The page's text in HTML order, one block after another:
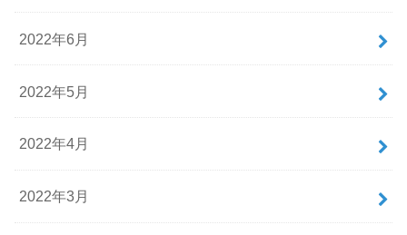
2022年6月
2022年5月
2022年4月
2022年3月